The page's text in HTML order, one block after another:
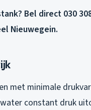
Bel direct 030
Nieuwegein.
met minimale
constant druk